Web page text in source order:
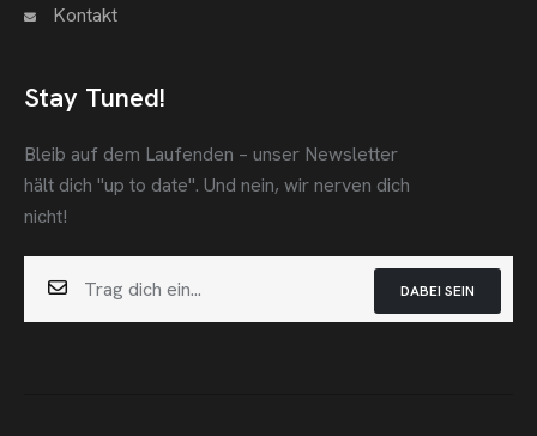
Kontakt
Stay Tuned!
Bleib auf dem Laufenden – unser Newsletter
hält dich "up to date". Und nein, wir nerven dich
nicht!
DABEI SEIN